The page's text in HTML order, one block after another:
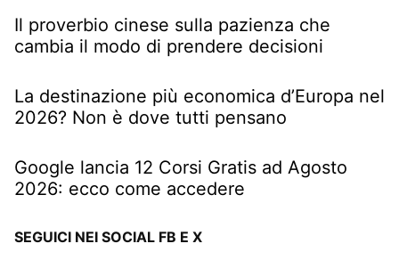
Il proverbio cinese sulla pazienza che
cambia il modo di prendere decisioni
La destinazione più economica d’Europa nel
2026? Non è dove tutti pensano
Google lancia 12 Corsi Gratis ad Agosto
2026: ecco come accedere
SEGUICI NEI SOCIAL FB E X